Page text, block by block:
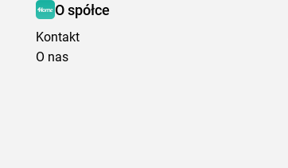
O spółce
Kontakt
O nas